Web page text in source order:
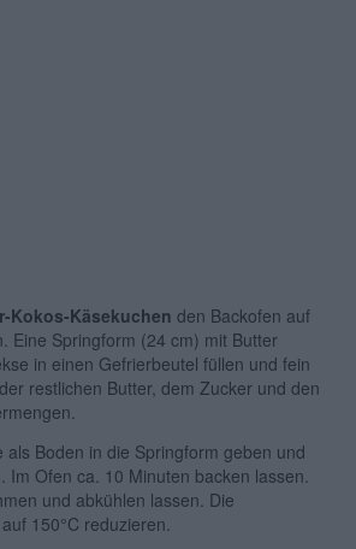
Kokos-Käsekuchen den Backofen auf
Eine Springform (24 cm) mit Butter
in einen Gefrierbeutel füllen und fein
restlichen Butter, dem Zucker und den
als Boden in die Springform geben und
Im Ofen ca. 10 Minuten backen lassen.
und abkühlen lassen. Die
150°C reduzieren.